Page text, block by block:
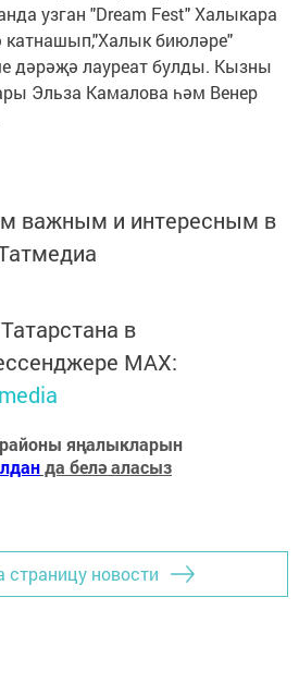
узган "Dream Fest" Халыкара
катнашып,"Халык биюләре"
дәрәҗә лауреат булды. Кызны
Эльза Камалова һәм Венер
важным и интересным в
в
MАХ:
яңалыкларын
да белә аласыз
страницу новости